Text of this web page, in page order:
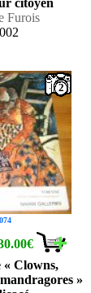
citoyen
Furois
2
« Clowns,
»